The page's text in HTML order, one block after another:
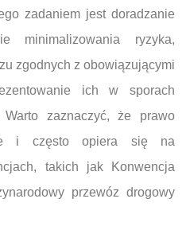
zadaniem jest doradzanie
minimalizowania ryzyka,
zgodnych z obowiązującymi
ich w sporach
zaznaczyć, że prawo
i często opiera się na
takich jak Konwencja
przewóz drogowy